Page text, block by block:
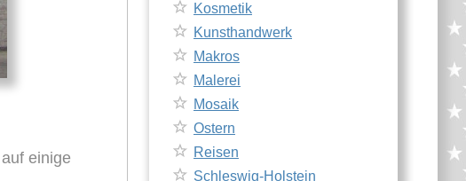
einige
Kosmetik
Kunsthandwerk
Makros
Malerei
Mosaik
Ostern
Reisen
Schleswig-Holstein